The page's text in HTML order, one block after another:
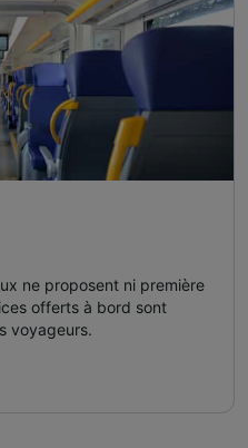
ne proposent ni première
offerts à bord sont
voyageurs.